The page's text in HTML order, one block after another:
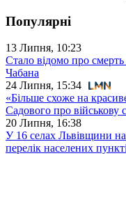
Популярні
13 Липня, 10:23
Стало відомо про
Чабана
24 Липня, 15:34
«Більше схоже на
Садового про військову
20 Липня, 16:38
У 16 селах Львівщини на
перелік населених